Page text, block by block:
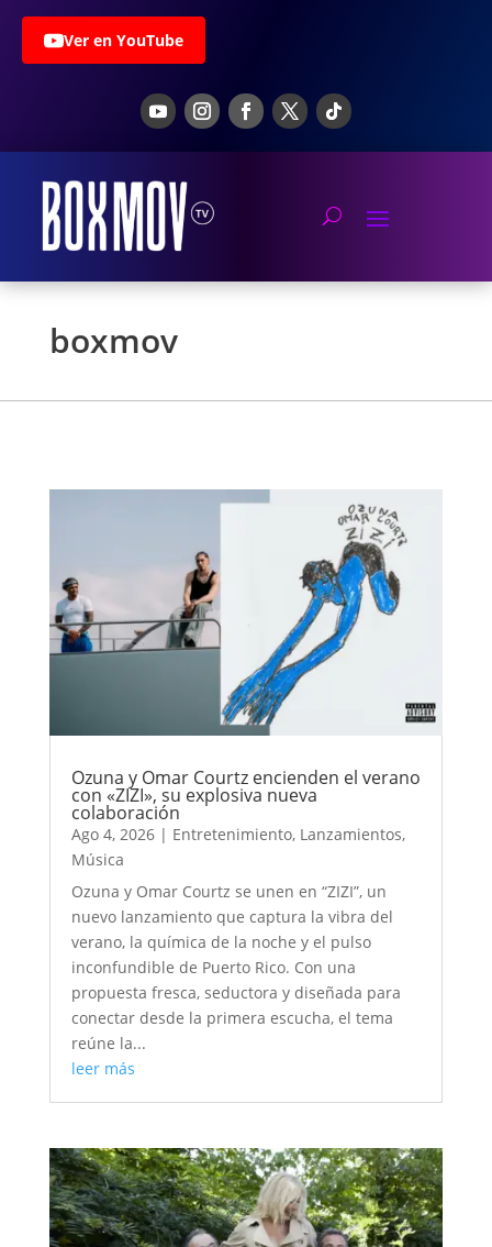
Ver en YouTube
boxmov
Ozuna y Omar Courtz encienden el verano
con «ZIZI», su explosiva nueva
colaboración
Ago 4, 2026| Entretenimiento, Lanzamientos,
Música
Ozuna y Omar Courtz se unen en “ZIZI”, un
nuevo lanzamiento que captura la vibra del
verano, la química de la noche y el pulso
inconfundible de Puerto Rico. Con una
propuesta fresca, seductora y diseñada para
conectar desde la primera escucha, el tema
reúne la...
leer más